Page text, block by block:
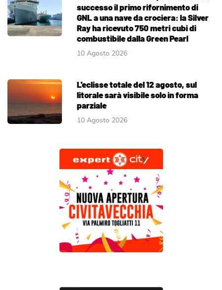
successo il primo rifornimento di
GNL a una nave da crociera: la Silver
Ray ha ricevuto 750 metri cubi di
combustibile dalla Green Pearl
10 Agosto 2026
L'eclisse totale del 12 agosto, sul
litorale sarà visibile solo in forma
parziale
10 Agosto 2026